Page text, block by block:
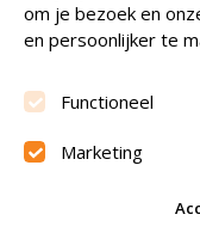
om je bezoek en
en persoonlijker te
Functioneel
Marketing